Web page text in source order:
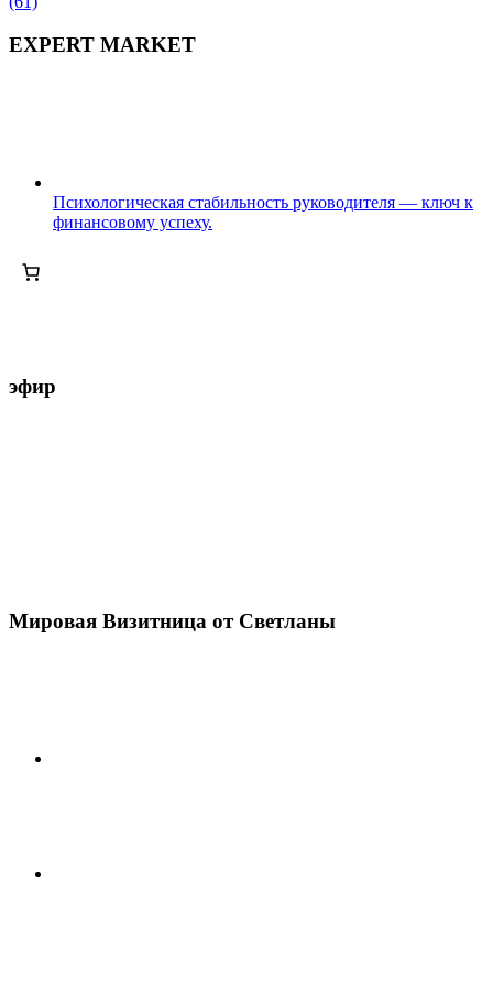
EXPERT MARKET
Психологическая стабильность руководителя — ключ к
финансовому успеху.
эфир
Мировая Визитница от Светланы